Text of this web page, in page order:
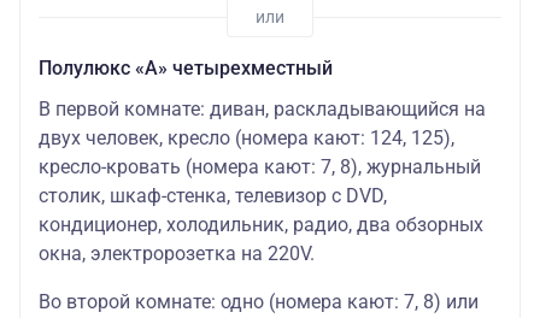
Полулюкс «А» четырехместный
В первой комнате: диван, раскладывающийся на
двух человек, кресло (номера кают: 124, 125),
кресло-кровать (номера кают: 7, 8), журнальный
столик, шкаф-стенка, телевизор с DVD,
кондиционер, холодильник, радио, два обзорных
окна, электророзетка на 220V.
Во второй комнате: одно (номера кают: 7, 8) или